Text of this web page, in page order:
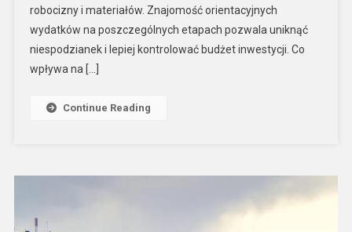
robocizny i materiałów. Znajomość orientacyjnych
wydatków na poszczególnych etapach pozwala uniknąć
niespodzianek i lepiej kontrolować budżet inwestycji. Co
wpływa na […]
Continue Reading